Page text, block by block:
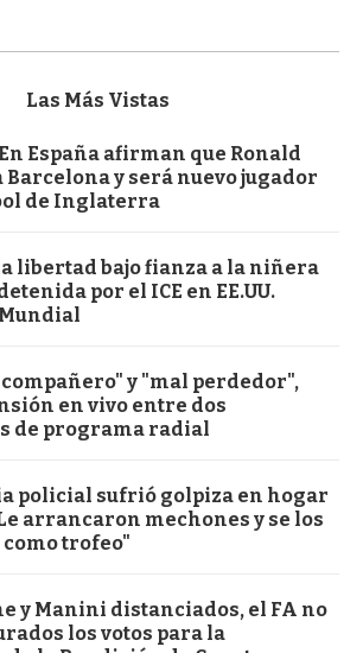
Las Más Vistas
España afirman que Ronald
Barcelona y será nuevo jugador
de Inglaterra
libertad bajo fianza a la niñera
por el ICE en EE.UU.
y "mal perdedor",
en vivo entre dos
de programa radial
policial sufrió golpiza en hogar
arrancaron mechones y se los
trofeo"
y Manini distanciados, el FA no
los votos para la